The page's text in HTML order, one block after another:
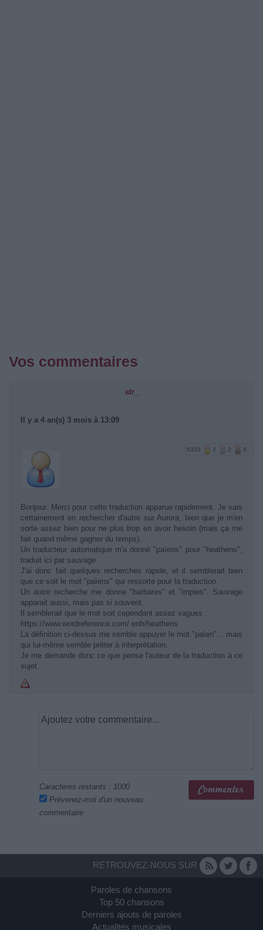
Vos commentaires
atr_
Il y a 4 an(s) 3 mois à 13:09
5323 2 2 4
Bonjour. Merci pour cette traduction apparue rapidement. Je vais
certainement en rechercher d'autre sur Aurora, bien que je m'en
sorte assez bien pour ne plus trop en avoir besoin (mais ça me
fait quand même gagner du temps).
Un traducteur automatique m'a donné "païens" pour "heathens",
traduit ici par sauvage.
J'ai donc fait quelques recherches rapide, et il semblerait bien
que ce soit le mot "païens" qui ressorte pour la traduction.
Un autre recherche me donne "barbares" et "impies". Sauvage
apparait aussi, mais pas si souvent.
Il semblerait que le mot soit cependant assez vagues :
https://www.wordreference.com/ enfr/heathens
La définition ci-dessus me semble appuyer le mot "païen"... mais
qui lui-même semble prêter à interprétation.
Je me demande donc ce que pense l'auteur de la traduction à ce
sujet.
Caractères restants : 1000
Prévenez-moi d'un nouveau
commentaire
RETROUVEZ-NOUS SUR
Paroles de chansons
Top 50 chansons
Derniers ajouts de paroles
Actualités musicales